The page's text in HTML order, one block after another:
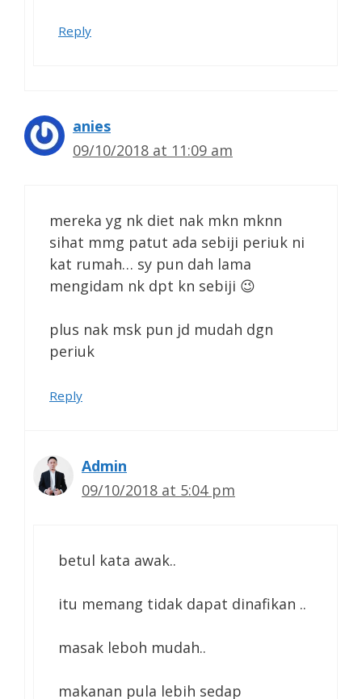
Reply
anies
09/10/2018 at 11:09 am
mereka yg nk diet nak mkn mknn
sihat mmg patut ada sebiji periuk ni
kat rumah… sy pun dah lama
mengidam nk dpt kn sebiji 😉
plus nak msk pun jd mudah dgn
periuk
Reply
Admin
09/10/2018 at 5:04 pm
betul kata awak..
itu memang tidak dapat dinafikan ..
masak leboh mudah..
makanan pula lebih sedap